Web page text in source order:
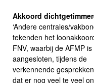
Akkoord
‘Andere centrales/
tekenden het
FNV, waarbij de AFMP is
aangesloten, tijdens de
verkennende
dat er nog veel te veel